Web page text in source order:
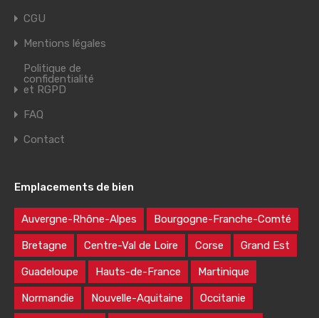
CGU
Mentions légales
Politique de
confidentialité
et RGPD
FAQ
Contact
Emplacements de bien
Auvergne-Rhône-Alpes Bourgogne-Franche-Comté
Bretagne Centre-Val de Loire Corse Grand Est
Guadeloupe Hauts-de-France Martinique
Normandie Nouvelle-Aquitaine Occitanie